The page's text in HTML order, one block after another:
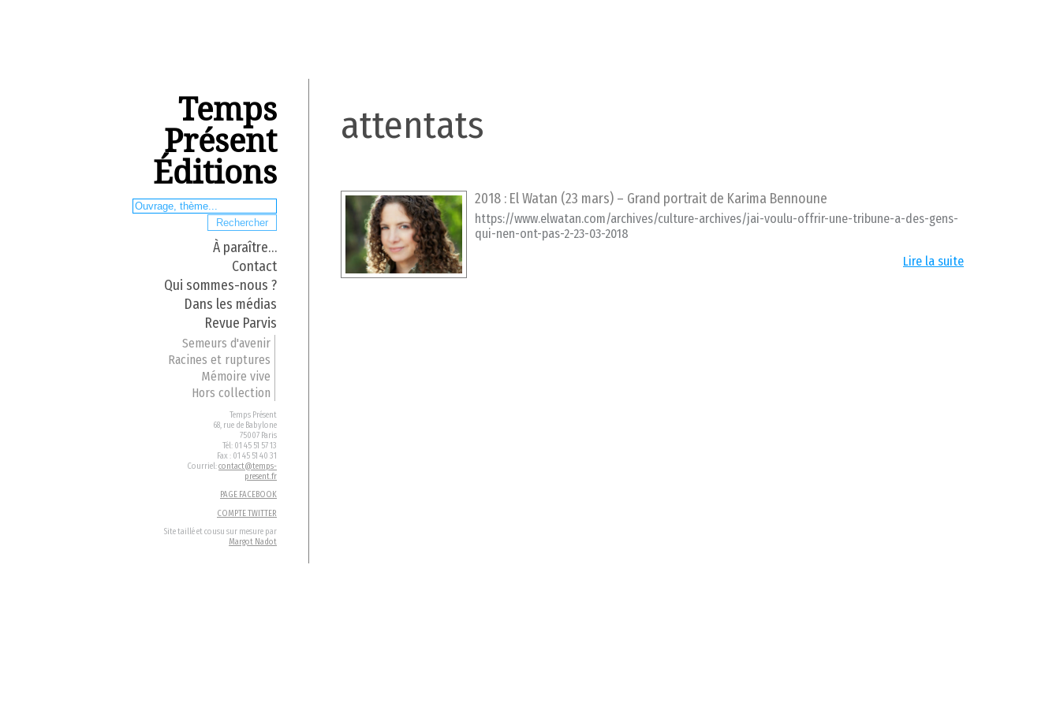
Temps
Présent
Éditions
À paraître…
Contact
Qui sommes-nous ?
Dans les médias
Revue Parvis
Semeurs d'avenir
Racines et ruptures
Mémoire vive
Hors collection
Temps Présent
68, rue de Babylone
75007 Paris
Tél: 01 45 51 57 13
Fax : 01 45 51 40 31
Courriel:contact@temps-
present.fr
PAGE FACEBOOK
COMPTE TWITTER
Site taillé et cousu sur mesure par
Margot Nadot
attentats
2018 : El Watan (23 mars) – Grand portrait de Karima Bennoune
https://www.elwatan.com/archives/culture-archives/jai-voulu-offrir-une-tribune-a-des-gens-
qui-nen-ont-pas-2-23-03-2018
Lire la suite